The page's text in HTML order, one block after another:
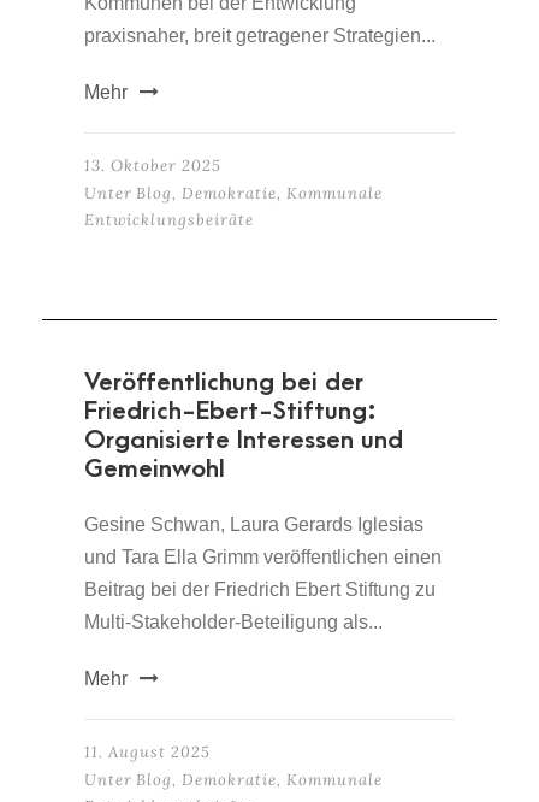
praxisnaher, breit getragener Strategien...
Mehr
13. Oktober 2025
Unter Blog, Demokratie, Kommunale
Entwicklungsbeiräte
Veröffentlichung bei der
Friedrich-Ebert-Stiftung:
Organisierte Interessen und
Gemeinwohl
Gesine Schwan, Laura Gerards Iglesias
und Tara Ella Grimm veröffentlichen einen
Beitrag bei der Friedrich Ebert Stiftung zu
Multi-Stakeholder-Beteiligung als...
Mehr
11. August 2025
Unter Blog, Demokratie, Kommunale